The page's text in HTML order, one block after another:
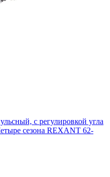
с регулировкой угла
сезона REXANT 62-